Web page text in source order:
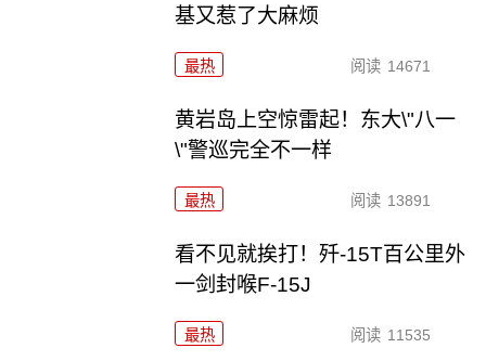
基又惹了大麻烦
最热 阅读 14671
黄岩岛上空惊雷起！东大\"八一
\"警巡完全不一样
最热 阅读 13891
看不见就挨打！歼-15T百公里外
一剑封喉F-15J
最热 阅读 11535